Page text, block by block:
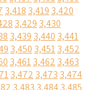
3,418 3,419 3,420
3,429 3,430
3,439 3,440 3,441
3,450 3,4513,452
3,4613,462 3,463
3,472 3,473 3,474